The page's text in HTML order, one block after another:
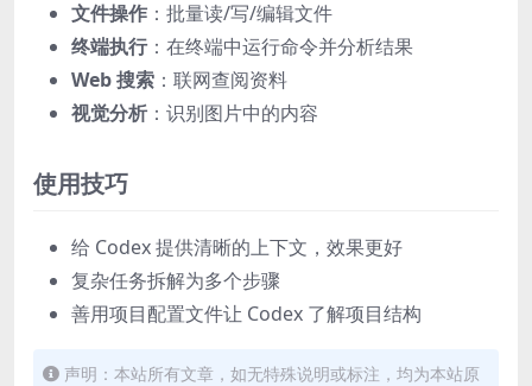
文件操作 ：批量读/写/编辑文件
终端执行：在终端中运行命令并分析结果
Web 搜索 ：联网查阅资料
视觉分析 ：识别图片中的内容
使用技巧
给 Codex 提供清晰的上下文，效果更好
复杂任务拆解为多个步骤
善用项目配置文件让 Codex 了解项目结构
声明：本站所有文章，如无特殊说明或标注，均为本站原